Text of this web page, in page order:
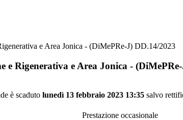
e Area Jonica - (DiMePRe-J) DD.14/2023
Rigenerativa e Area Jonica -
è scaduto lunedì 13 febbraio 2023 13:35 salvo
Prestazione occasionale